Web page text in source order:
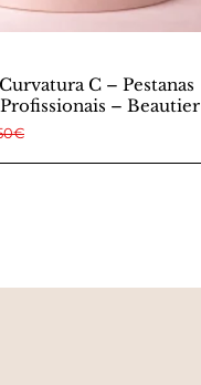
C – Pestanas
– Beautier